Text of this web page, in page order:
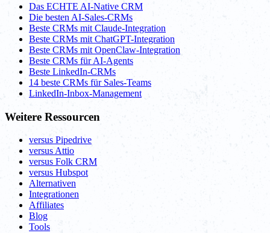
Das ECHTE AI-Native CRM
Die besten AI-Sales-CRMs
Beste CRMs mit Claude-Integration
Beste CRMs mit ChatGPT-Integration
Beste CRMs mit OpenClaw-Integration
Beste CRMs für AI-Agents
Beste LinkedIn-CRMs
14 beste CRMs für Sales-Teams
LinkedIn-Inbox-Management
Weitere Ressourcen
versus Pipedrive
versus Attio
versus Folk CRM
versus Hubspot
Alternativen
Integrationen
Affiliates
Blog
Tools